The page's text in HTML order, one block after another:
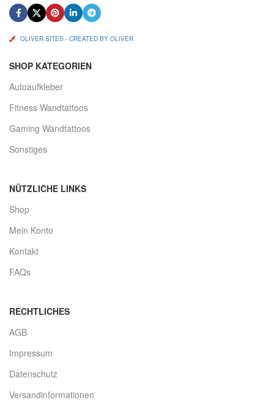
OLIVER SITES - CREATED BY OLIVER
SHOP KATEGORIEN
Autoaufkleber
Fitness Wandtattoos
Gaming Wandtattoos
Sonstiges
NÜTZLICHE LINKS
Shop
Mein Konto
Kontakt
FAQs
RECHTLICHES
AGB
Impressum
Datenschutz
Versandinformationen